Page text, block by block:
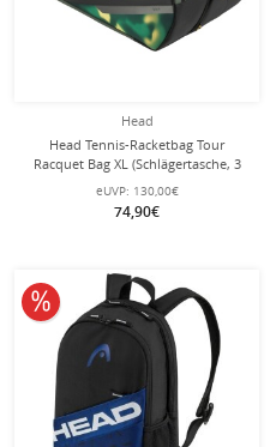
Head
Head Tennis-Racketbag Tour
Racquet Bag XL (Schlägertasche, 3
Hauptfächer) 2024 thymegrün 12er
eUVP: 130,00€
74,90€
10% reduziert